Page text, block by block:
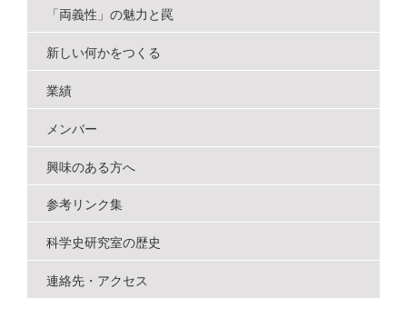
ン
「両義性」の魅力と罠
新しい何かをつくる
業績
メンバー
興味のある方へ
参考リンク集
科学史研究室の歴史
連絡先・アクセス